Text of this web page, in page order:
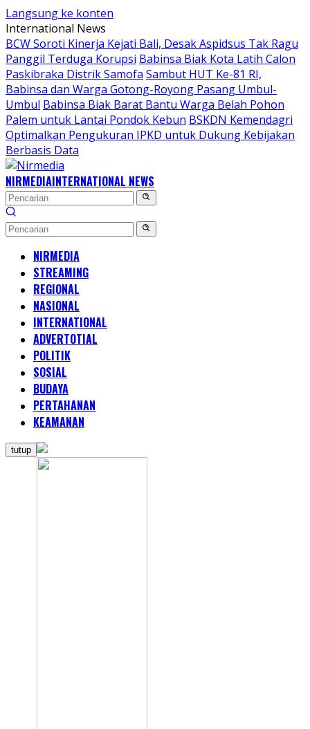
Langsung ke konten
International News
BCW Soroti Kinerja Kejati Bali, Desak Aspidsus Tak Ragu
Panggil Terduga Korupsi Babinsa Biak Kota Latih Calon
Paskibraka Distrik Samofa Sambut HUT Ke-81 RI,
Babinsa dan Warga Gotong-Royong Pasang Umbul-
Umbul Babinsa Biak Barat Bantu Warga Belah Pohon
Palem untuk Lantai Pondok Kebun BSKDN Kemendagri
Optimalkan Pengukuran IPKD untuk Dukung Kebijakan
Berbasis Data
NIRMEDIAINTERNATIONAL NEWS
NIRMEDIA
STREAMING
REGIONAL
NASIONAL
INTERNATIONAL
ADVERTOTIAL
POLITIK
SOSIAL
BUDAYA
PERTAHANAN
KEAMANAN
tutup